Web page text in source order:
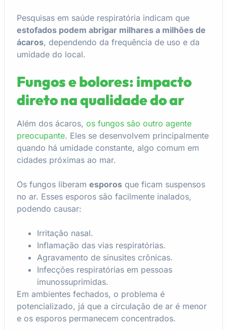
Pesquisas em saúde respiratória indicam que
estofados podem abrigar milhares a milhões de
ácaros, dependendo da frequência de uso e da
umidade do local.
Fungos e bolores: impacto
direto na qualidade do ar
Além dos ácaros, os fungos são outro agente
preocupante. Eles se desenvolvem principalmente
quando há umidade constante, algo comum em
cidades próximas ao mar.
Os fungos liberam esporos que ficam suspensos
no ar. Esses esporos são facilmente inalados,
podendo causar:
Irritação nasal.
Inflamação das vias respiratórias.
Agravamento de sinusites crônicas.
Infecções respiratórias em pessoas
imunossuprimidas.
Em ambientes fechados, o problema é
potencializado, já que a circulação de ar é menor
e os esporos permanecem concentrados.